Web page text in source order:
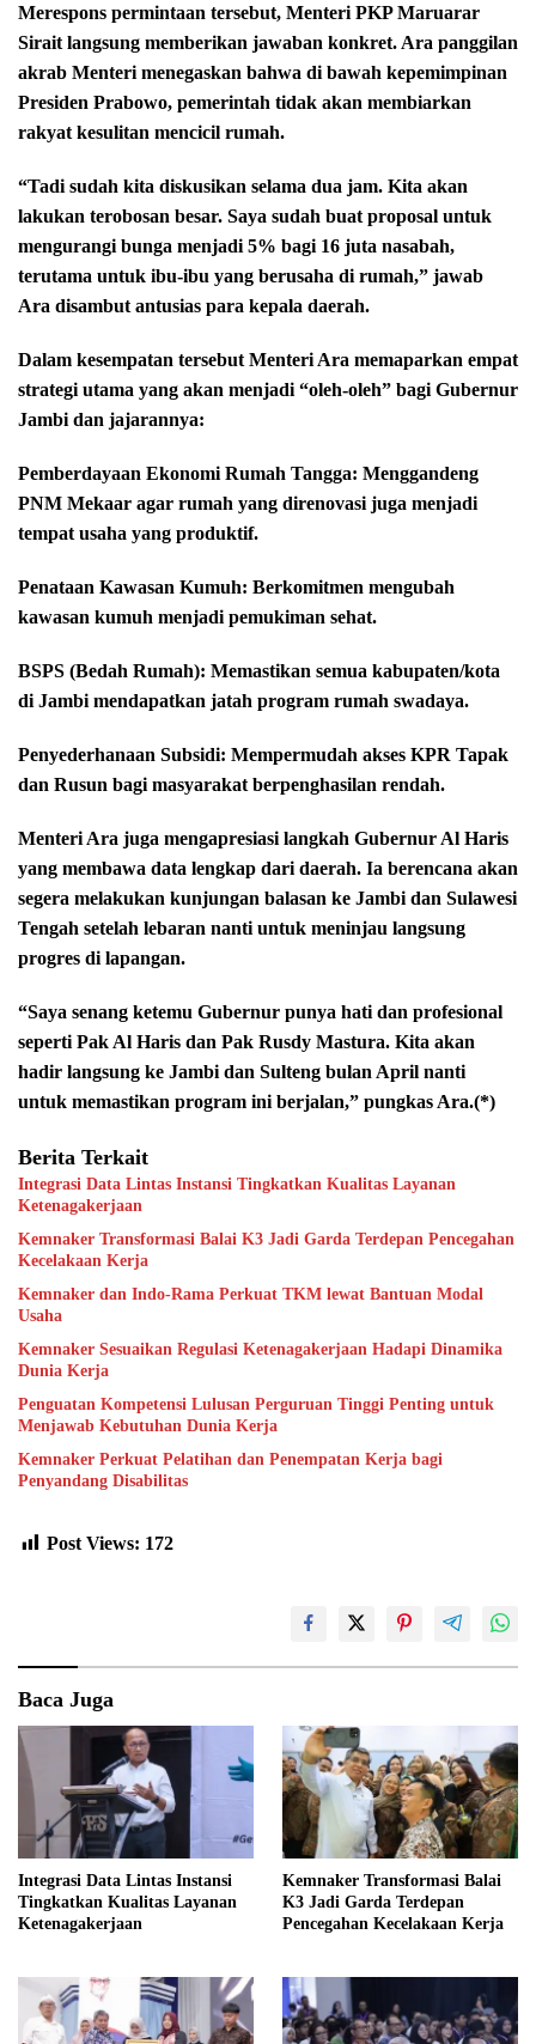
Merespons permintaan tersebut, Menteri PKP Maruarar
Sirait langsung memberikan jawaban konkret. Ara panggilan
akrab Menteri menegaskan bahwa di bawah kepemimpinan
Presiden Prabowo, pemerintah tidak akan membiarkan
rakyat kesulitan mencicil rumah.
“Tadi sudah kita diskusikan selama dua jam. Kita akan
lakukan terobosan besar. Saya sudah buat proposal untuk
mengurangi bunga menjadi 5% bagi 16 juta nasabah,
terutama untuk ibu-ibu yang berusaha di rumah,” jawab
Ara disambut antusias para kepala daerah.
Dalam kesempatan tersebut Menteri Ara memaparkan empat
strategi utama yang akan menjadi “oleh-oleh” bagi Gubernur
Jambi dan jajarannya:
Pemberdayaan Ekonomi Rumah Tangga: Menggandeng
PNM Mekaar agar rumah yang direnovasi juga menjadi
tempat usaha yang produktif.
Penataan Kawasan Kumuh: Berkomitmen mengubah
kawasan kumuh menjadi pemukiman sehat.
BSPS (Bedah Rumah): Memastikan semua kabupaten/kota
di Jambi mendapatkan jatah program rumah swadaya.
Penyederhanaan Subsidi: Mempermudah akses KPR Tapak
dan Rusun bagi masyarakat berpenghasilan rendah.
Menteri Ara juga mengapresiasi langkah Gubernur Al Haris
yang membawa data lengkap dari daerah. Ia berencana akan
segera melakukan kunjungan balasan ke Jambi dan Sulawesi
Tengah setelah lebaran nanti untuk meninjau langsung
progres di lapangan.
“Saya senang ketemu Gubernur punya hati dan profesional
seperti Pak Al Haris dan Pak Rusdy Mastura. Kita akan
hadir langsung ke Jambi dan Sulteng bulan April nanti
untuk memastikan program ini berjalan,” pungkas Ara.(*)
Berita Terkait
Integrasi Data Lintas Instansi Tingkatkan Kualitas Layanan
Ketenagakerjaan
Kemnaker Transformasi Balai K3 Jadi Garda Terdepan Pencegahan
Kecelakaan Kerja
Kemnaker dan Indo-Rama Perkuat TKM lewat Bantuan Modal
Usaha
Kemnaker Sesuaikan Regulasi Ketenagakerjaan Hadapi Dinamika
Dunia Kerja
Penguatan Kompetensi Lulusan Perguruan Tinggi Penting untuk
Menjawab Kebutuhan Dunia Kerja
Kemnaker Perkuat Pelatihan dan Penempatan Kerja bagi
Penyandang Disabilitas
Post Views: 172
Baca Juga
Integrasi Data Lintas Instansi
Tingkatkan Kualitas Layanan
Ketenagakerjaan
Kemnaker Transformasi Balai
K3 Jadi Garda Terdepan
Pencegahan Kecelakaan Kerja